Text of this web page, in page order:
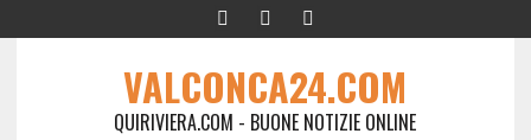
VALCONCA24.COM
QUIRIVIERA.COM - BUONE NOTIZIE ONLINE